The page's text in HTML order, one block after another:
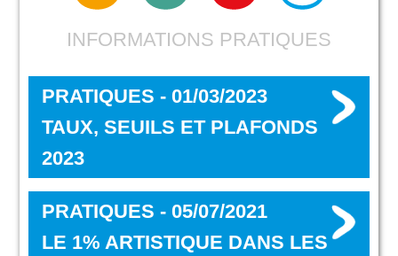
INFORMATIONS PRATIQUES
PRATIQUES - 01/03/2023
TAUX, SEUILS ET PLAFONDS
2023
PRATIQUES - 05/07/2021
LE 1% ARTISTIQUE DANS LES